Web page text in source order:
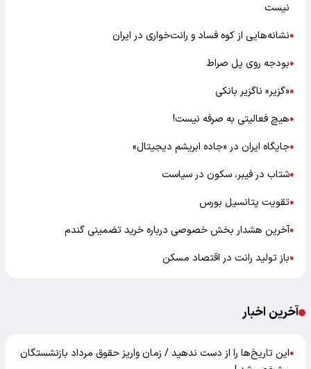
نیست
●نشانه‌هایی از کوه فساد و رانت‌خواری در ایران
●بودجه روی پل صراط
●«گزیر» ناگزیر بانکی
●هیچ فعالیتی به صرفه نیست!
●جایگاه ایران در «جاده ابریشم دیجیتال»
●شتاب در فیبر، سکون در سیاست
●تقویت پتانسیل بورس
●آخرین هشدار بخش خصوصی درباره خرید تضمینی گندم
●باز تولید رانت در اقتصاد مسکن
آخرین اخبار
●این تاریخ‌ها را از دست ندهید / زمان واریز حقوق مرداد بازنشستگان